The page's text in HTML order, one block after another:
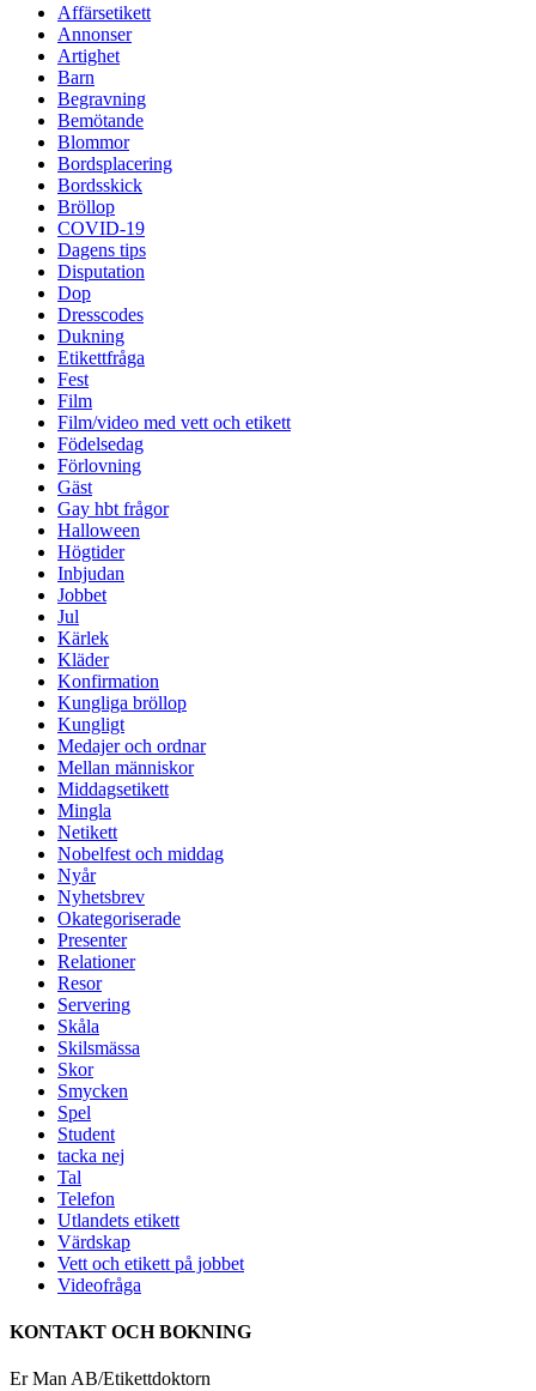
Affärsetikett
Annonser
Artighet
Barn
Begravning
Bemötande
Blommor
Bordsplacering
Bordsskick
Bröllop
COVID-19
Dagens tips
Disputation
Dop
Dresscodes
Dukning
Etikettfråga
Fest
Film
Film/video med vett och etikett
Födelsedag
Förlovning
Gäst
Gay hbt frågor
Halloween
Högtider
Inbjudan
Jobbet
Jul
Kärlek
Kläder
Konfirmation
Kungliga bröllop
Kungligt
Medajer och ordnar
Mellan människor
Middagsetikett
Mingla
Netikett
Nobelfest och middag
Nyår
Nyhetsbrev
Okategoriserade
Presenter
Relationer
Resor
Servering
Skåla
Skilsmässa
Skor
Smycken
Spel
Student
tacka nej
Tal
Telefon
Utlandets etikett
Värdskap
Vett och etikett på jobbet
Videofråga
KONTAKT OCH BOKNING
Er Man AB/Etikettdoktorn